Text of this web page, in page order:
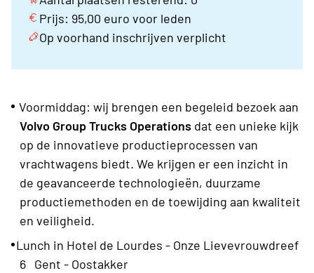
Prijs: 95,00 euro voor leden
Op voorhand inschrijven verplicht
Voormiddag: wij brengen een begeleid bezoek aan
Volvo Group Trucks Operations dat een unieke kijk
op de innovatieve productieprocessen van
vrachtwagens biedt. We krijgen er een inzicht in
de geavanceerde technologieën, duurzame
productiemethoden en de toewijding aan kwaliteit
en veiligheid.
Lunch in Hotel de Lourdes - Onze Lievevrouwdreef
6 Gent - Oostakker